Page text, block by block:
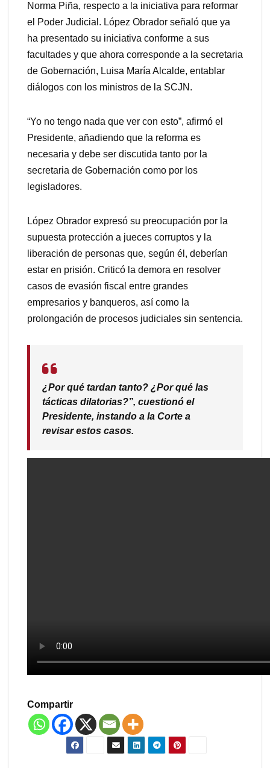
Norma Piña, respecto a la iniciativa para reformar
el Poder Judicial. López Obrador señaló que ya
ha presentado su iniciativa conforme a sus
facultades y que ahora corresponde a la secretaria
de Gobernación, Luisa María Alcalde, entablar
diálogos con los ministros de la SCJN.
“Yo no tengo nada que ver con esto”, afirmó el
Presidente, añadiendo que la reforma es
necesaria y debe ser discutida tanto por la
secretaria de Gobernación como por los
legisladores.
López Obrador expresó su preocupación por la
supuesta protección a jueces corruptos y la
liberación de personas que, según él, deberían
estar en prisión. Criticó la demora en resolver
casos de evasión fiscal entre grandes
empresarios y banqueros, así como la
prolongación de procesos judiciales sin sentencia.
¿Por qué tardan tanto? ¿Por qué las
tácticas dilatorias?”, cuestionó el
Presidente, instando a la Corte a
revisar estos casos.
Compartir